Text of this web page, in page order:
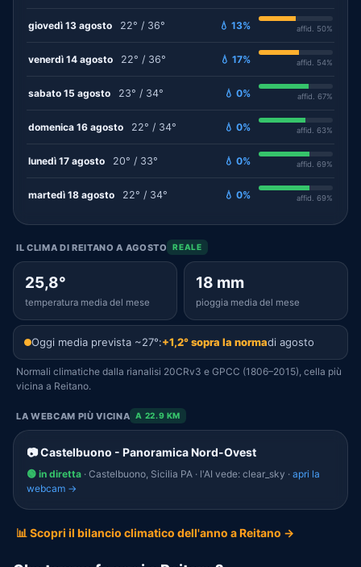
giovedì 13 agosto 22° / 36° 💧 13% affid. 50%
venerdì 14 agosto 22° / 36° 💧 17% affid. 54%
sabato 15 agosto 23° / 34° 💧 0% affid. 67%
domenica 16 agosto 22° / 34° 💧 0% affid. 63%
lunedì 17 agosto 20° / 33° 💧 0% affid. 69%
martedì 18 agosto 22° / 34° 💧 0% affid. 69%
IL CLIMA DI REITANO A AGOSTO REALE
25,8°
temperatura media del mese
18 mm
pioggia media del mese
Oggi media prevista ~27°:+1,2° sopra la normadi agosto
Normali climatiche dalla rianalisi 20CRv3 e GPCC (1806–2015), cella più
vicina a Reitano.
LA WEBCAM PIÙ VICINA A 22.9 KM
📷 Castelbuono - Panoramica Nord-Ovest
🟢 in diretta · Castelbuono, Sicilia PA · l'AI vede: clear_sky · apri la
webcam →
📊 Scopri il bilancio climatico dell'anno a Reitano →